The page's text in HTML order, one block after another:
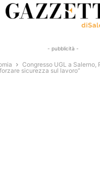
- pubblicità -
Congresso UGL a Salerno,
sicurezza sul lavoro”